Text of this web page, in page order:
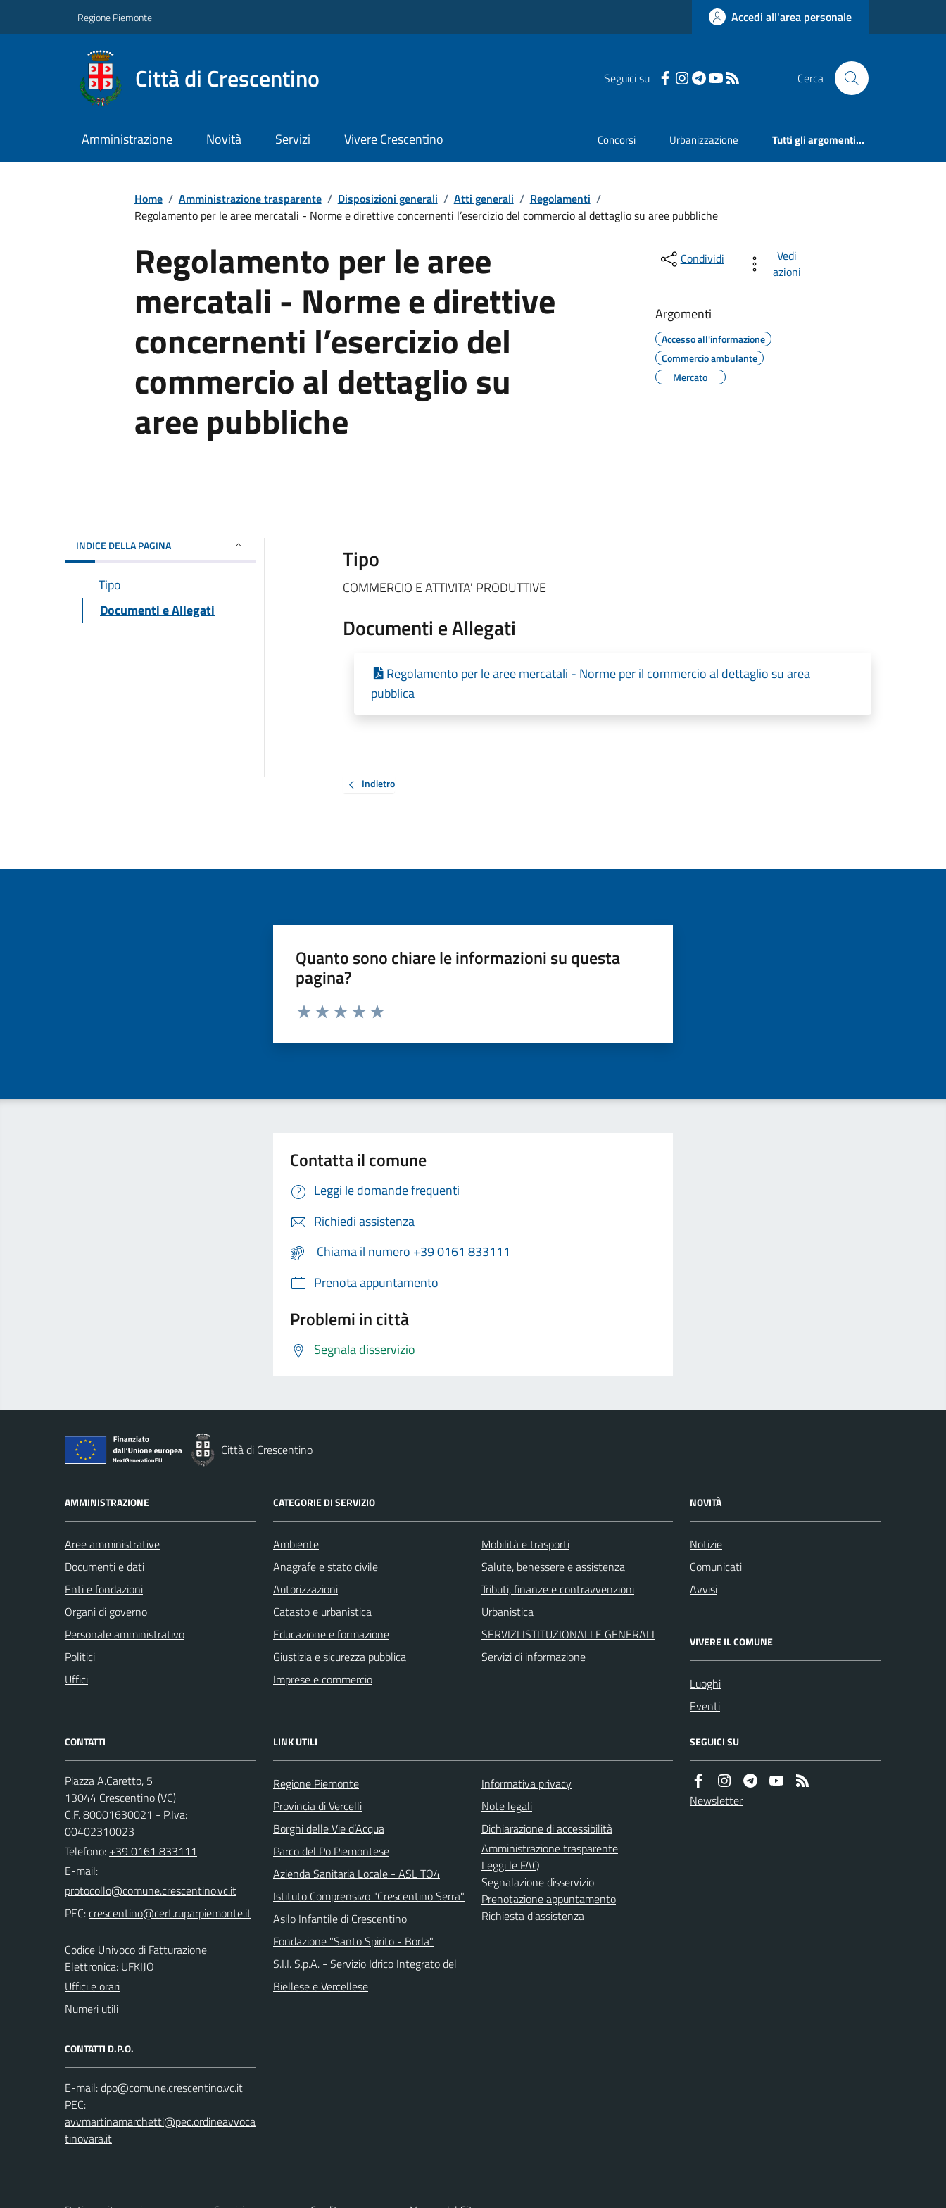
Regione Piemonte Accedi all'area personale
Città di Crescentino Seguici su Cerca
Amministrazione Novità Servizi Vivere Crescentino Concorsi Urbanizzazione Tutti gli argomenti...
Home / Amministrazione trasparente / Disposizioni generali / Atti generali / Regolamenti /
Regolamento per le aree mercatali - Norme e direttive concernenti l’esercizio del commercio al dettaglio su aree pubbliche
Regolamento per le aree
mercatali - Norme e direttive
concernenti l’esercizio del
commercio al dettaglio su
aree pubbliche
Condividi
Vedi
azioni
Argomenti
Accesso all'informazione
Commercio ambulante
Mercato
INDICE DELLA PAGINA
Tipo
Documenti e Allegati
Tipo
COMMERCIO E ATTIVITA' PRODUTTIVE
Documenti e Allegati
Regolamento per le aree mercatali - Norme per il commercio al dettaglio su area
pubblica
Indietro
Quanto sono chiare le informazioni su questa
pagina?
Valuta da 1 a 5 stelle la pagina
Contatta il comune
Leggi le domande frequenti
Richiedi assistenza
Chiama il numero +39 0161 833111
Prenota appuntamento
Problemi in città
Segnala disservizio
Città di Crescentino
AMMINISTRAZIONE
Aree amministrative
Documenti e dati
Enti e fondazioni
Organi di governo
Personale amministrativo
Politici
Uffici
CATEGORIE DI SERVIZIO
Ambiente
Anagrafe e stato civile
Autorizzazioni
Catasto e urbanistica
Educazione e formazione
Giustizia e sicurezza pubblica
Imprese e commercio
Mobilità e trasporti
Salute, benessere e assistenza
Tributi, finanze e contravvenzioni
Urbanistica
SERVIZI ISTITUZIONALI E GENERALI
Servizi di informazione
NOVITÀ
Notizie
Comunicati
Avvisi
VIVERE IL COMUNE
Luoghi
Eventi
CONTATTI
Piazza A.Caretto, 5
13044 Crescentino (VC)
C.F. 80001630021 - P.Iva:
00402310023
Telefono: +39 0161 833111
E-mail:
PEC:
Codice Univoco di Fatturazione
Elettronica: UFKIJO
Uffici e orari
Numeri utili
CONTATTI D.P.O.
E-mail:
PEC:
LINK UTILI
Regione Piemonte
Provincia di Vercelli
Borghi delle Vie d’Acqua
Parco del Po Piemontese
Azienda Sanitaria Locale - ASL TO4
Istituto Comprensivo "Crescentino Serra"
Asilo Infantile di Crescentino
Fondazione "Santo Spirito - Borla"
S.I.I. S.p.A. - Servizio Idrico Integrato del
Biellese e Vercellese
Informativa privacy
Note legali
Dichiarazione di accessibilità
Amministrazione trasparente
Leggi le FAQ
Segnalazione disservizio
Prenotazione appuntamento
Richiesta d'assistenza
SEGUICI SU
Newsletter